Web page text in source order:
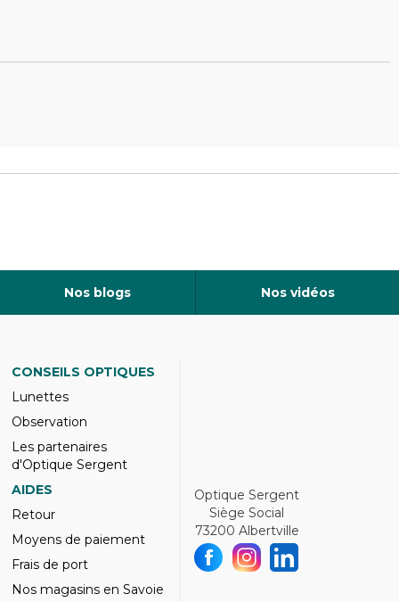
Nos blogs Nos vidéos
CONSEILS OPTIQUES
Lunettes
Observation
Les partenaires
d'Optique Sergent
AIDES
Retour
Moyens de paiement
Frais de port
Nos magasins en Savoie
Optique Sergent
Siège Social
73200 Albertville